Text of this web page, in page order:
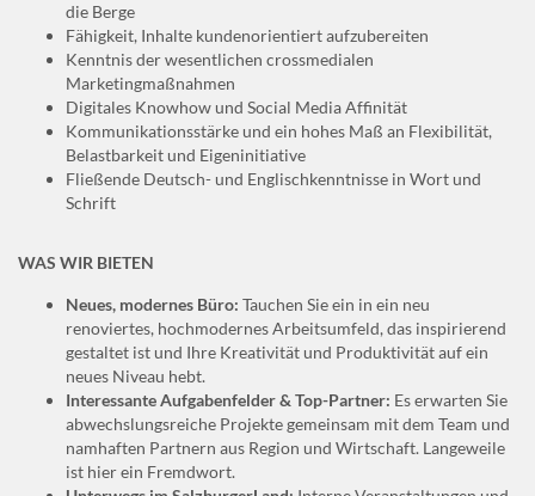
die Berge
Fähigkeit, Inhalte kundenorientiert aufzubereiten
Kenntnis der wesentlichen crossmedialen
Marketingmaßnahmen
Digitales Knowhow und Social Media Affinität
Kommunikationsstärke und ein hohes Maß an Flexibilität,
Belastbarkeit und Eigeninitiative
Fließende Deutsch- und Englischkenntnisse in Wort und
Schrift
WAS WIR BIETEN
Neues, modernes Büro: Tauchen Sie ein in ein neu
renoviertes, hochmodernes Arbeitsumfeld, das inspirierend
gestaltet ist und Ihre Kreativität und Produktivität auf ein
neues Niveau hebt.
Interessante Aufgabenfelder & Top-Partner: Es erwarten Sie
abwechslungsreiche Projekte gemeinsam mit dem Team und
namhaften Partnern aus Region und Wirtschaft. Langeweile
ist hier ein Fremdwort.